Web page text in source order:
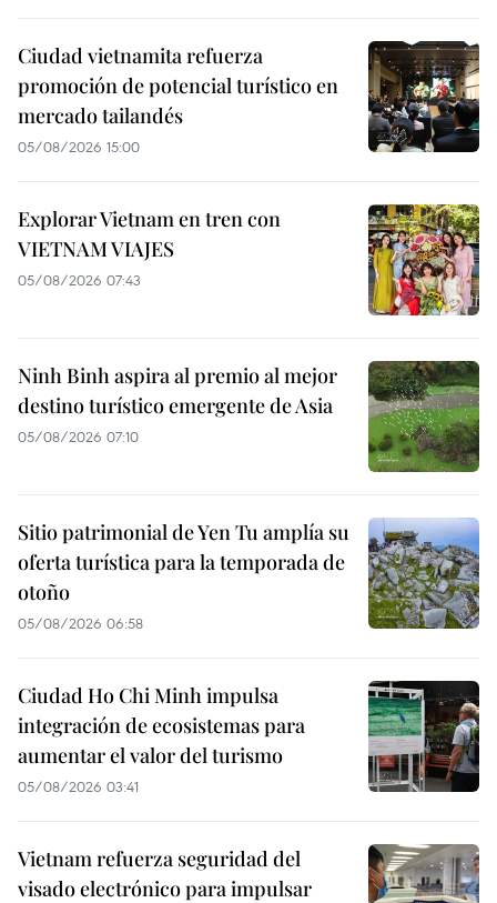
Ciudad vietnamita refuerza
promoción de potencial turístico en
mercado tailandés
05/08/2026 15:00
Explorar Vietnam en tren con
VIETNAM VIAJES
05/08/2026 07:43
Ninh Binh aspira al premio al mejor
destino turístico emergente de Asia
05/08/2026 07:10
Sitio patrimonial de Yen Tu amplía su
oferta turística para la temporada de
otoño
05/08/2026 06:58
Ciudad Ho Chi Minh impulsa
integración de ecosistemas para
aumentar el valor del turismo
05/08/2026 03:41
Vietnam refuerza seguridad del
visado electrónico para impulsar